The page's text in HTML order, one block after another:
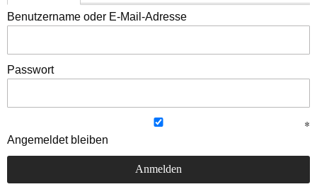
Benutzername oder E-Mail-Adresse
Passwort
Angemeldet bleiben